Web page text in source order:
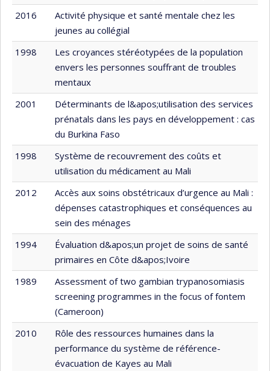
2016
Activité physique et santé mentale chez les
jeunes au collégial
1998
Les croyances stéréotypées de la population
envers les personnes souffrant de troubles
mentaux
2001
Déterminants de l&apos;utilisation des services
prénatals dans les pays en développement : cas
du Burkina Faso
1998
Système de recouvrement des coûts et
utilisation du médicament au Mali
2012
Accès aux soins obstétricaux d’urgence au Mali :
dépenses catastrophiques et conséquences au
sein des ménages
1994
Évaluation d&apos;un projet de soins de santé
primaires en Côte d&apos;Ivoire
1989
Assessment of two gambian trypanosomiasis
screening programmes in the focus of fontem
(Cameroon)
2010
Rôle des ressources humaines dans la
performance du système de référence-
évacuation de Kayes au Mali